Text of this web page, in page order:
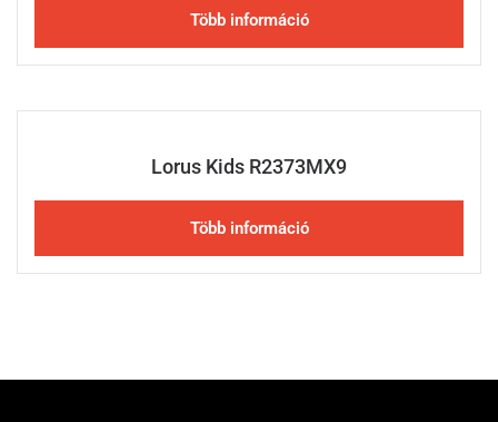
Több információ
Lorus Kids R2373MX9
Több információ